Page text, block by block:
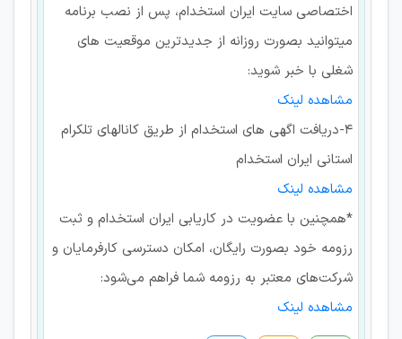
اختصاصی سایت ایران استخدام، پس از نصب برنامه
میتوانید بصورت روزانه از جدیدترین موقعیت های
شغلی با خبر شوید:
مشاهده لینک
۴-دریافت اگهی های استخدام از طریق کانالهای تلکرام
استانی ایران استخدام
مشاهده لینک
*همچنین با عضویت در کاریابی ایران استخدام و ثبت
رزومه خود بصورت رایگان، امکان دسترسی کارفرمایان و
شرکت‌های معتبر به رزومه شما فراهم می‌شود:
مشاهده لینک